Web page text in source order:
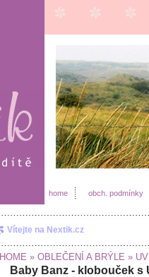
home obch. podmínky
Vítejte na Nextik.cz
HOME » OBLEČENÍ A BRÝLE »
Baby Banz - klobouček s